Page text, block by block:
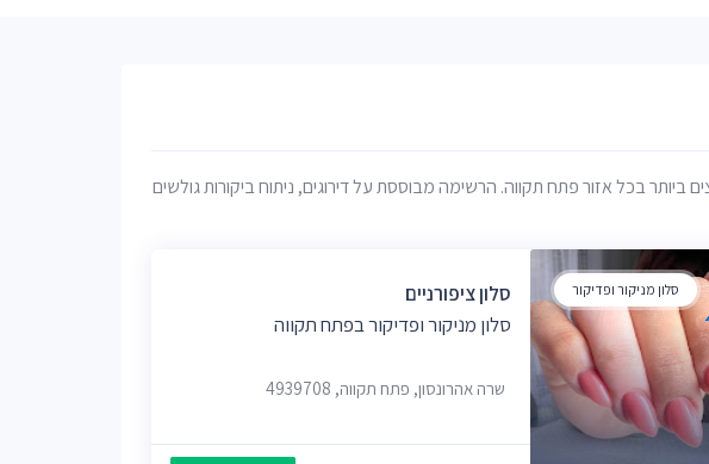
ביותר בכל אזור פתח תקווה. הרשימה מבוססת על דירוגים, ניתוח ביקורות גולשים
סלון מניקור ופדיקור
סלון ציפורניים
סלון מניקור ופדיקור בפתח תקווה
שרה אהרונסון, פתח תקווה, 4939708